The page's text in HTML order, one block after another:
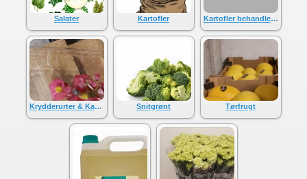
Salater Kartofler Kartofler behandlede
Krydderurter & Karse Snitgrønt Tørfrugt